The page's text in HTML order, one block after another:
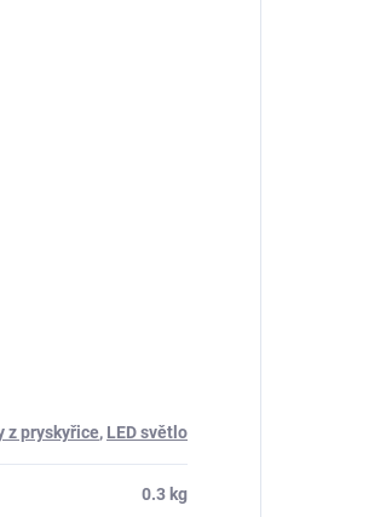
z pryskyřice, LED světlo
0.3 kg